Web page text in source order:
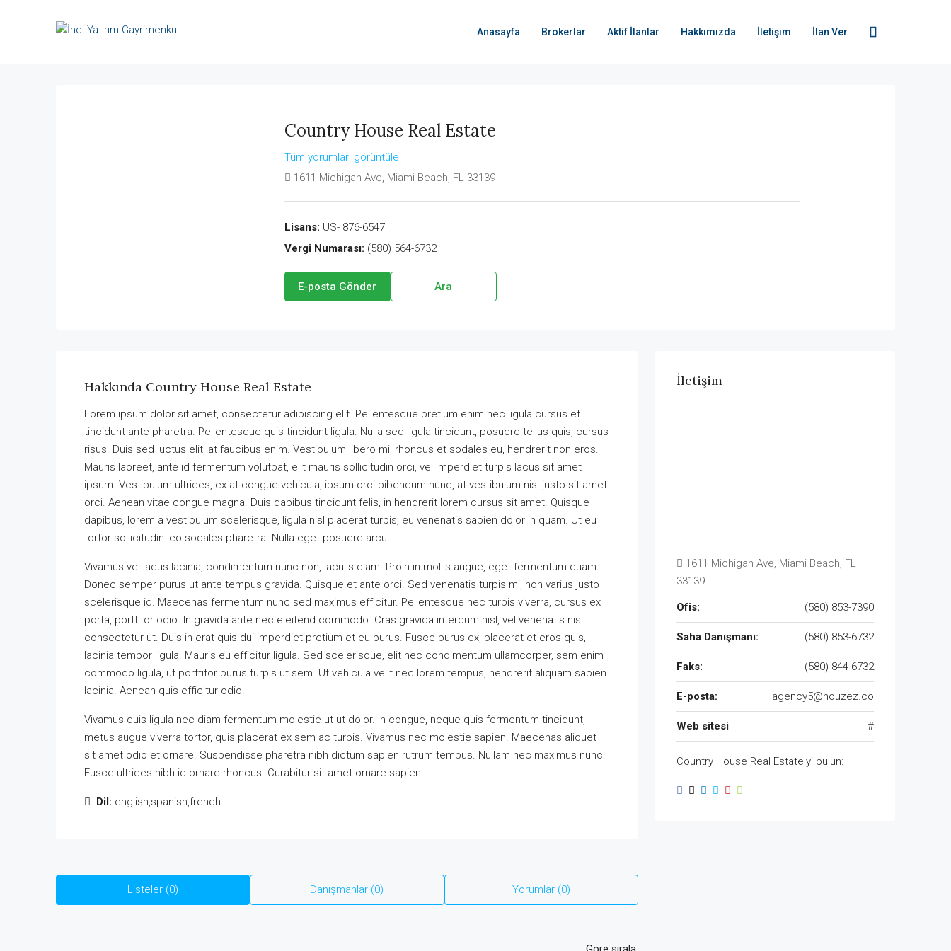
Anasayfa Brokerlar Aktif İlanlar Hakkımızda İletişim İlan Ver
Country House Real Estate
Tüm yorumları görüntüle
1611 Michigan Ave, Miami Beach, FL 33139
Lisans: US- 876-6547
Vergi Numarası: (580) 564-6732
E-posta Gönder Ara
Hakkında Country House Real Estate
Lorem ipsum dolor sit amet, consectetur adipiscing elit. Pellentesque pretium enim nec ligula cursus et
tincidunt ante pharetra. Pellentesque quis tincidunt ligula. Nulla sed ligula tincidunt, posuere tellus quis, cursus
risus. Duis sed luctus elit, at faucibus enim. Vestibulum libero mi, rhoncus et sodales eu, hendrerit non eros.
Mauris laoreet, ante id fermentum volutpat, elit mauris sollicitudin orci, vel imperdiet turpis lacus sit amet
ipsum. Vestibulum ultrices, ex at congue vehicula, ipsum orci bibendum nunc, at vestibulum nisl justo sit amet
orci. Aenean vitae congue magna. Duis dapibus tincidunt felis, in hendrerit lorem cursus sit amet. Quisque
dapibus, lorem a vestibulum scelerisque, ligula nisl placerat turpis, eu venenatis sapien dolor in quam. Ut eu
tortor sollicitudin leo sodales pharetra. Nulla eget posuere arcu.
Vivamus vel lacus lacinia, condimentum nunc non, iaculis diam. Proin in mollis augue, eget fermentum quam.
Donec semper purus ut ante tempus gravida. Quisque et ante orci. Sed venenatis turpis mi, non varius justo
scelerisque id. Maecenas fermentum nunc sed maximus efficitur. Pellentesque nec turpis viverra, cursus ex
porta, porttitor odio. In gravida ante nec eleifend commodo. Cras gravida interdum nisl, vel venenatis nisl
consectetur ut. Duis in erat quis dui imperdiet pretium et eu purus. Fusce purus ex, placerat et eros quis,
lacinia tempor ligula. Mauris eu efficitur ligula. Sed scelerisque, elit nec condimentum ullamcorper, sem enim
commodo ligula, ut porttitor purus turpis ut sem. Ut vehicula velit nec lorem tempus, hendrerit aliquam sapien
lacinia. Aenean quis efficitur odio.
Vivamus quis ligula nec diam fermentum molestie ut ut dolor. In congue, neque quis fermentum tincidunt,
metus augue viverra tortor, quis placerat ex sem ac turpis. Vivamus nec molestie sapien. Maecenas aliquet
sit amet odio et ornare. Suspendisse pharetra nibh dictum sapien rutrum tempus. Nullam nec maximus nunc.
Fusce ultrices nibh id ornare rhoncus. Curabitur sit amet ornare sapien.
Dil: english,spanish,french
Listeler (0) Danışmanlar (0) Yorumlar (0)
İletişim
1611 Michigan Ave, Miami Beach, FL
33139
Ofis: (580) 853-7390
Saha Danışmanı: (580) 853-6732
Faks: (580) 844-6732
E-posta: agency5@houzez.co
Web sitesi #
Country House Real Estate'yi bulun: